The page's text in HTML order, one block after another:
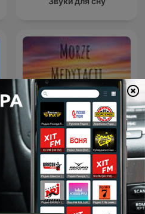
Morze Medytacji –
przestrzeń spokoju,
relaksu i uważności